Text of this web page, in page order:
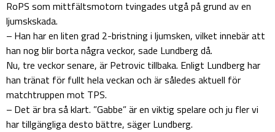
RoPS som mittfältsmotorn tvingades utgå på grund av en
ljumskskada.
– Han har en liten grad 2-bristning i ljumsken, vilket innebär att
han nog blir borta några veckor, sade Lundberg då.
Nu, tre veckor senare, är Petrovic tillbaka. Enligt Lundberg har
han tränat för fullt hela veckan och är således aktuell för
matchtruppen mot TPS.
– Det är bra så klart. ”Gabbe” är en viktig spelare och ju fler vi
har tillgängliga desto bättre, säger Lundberg.